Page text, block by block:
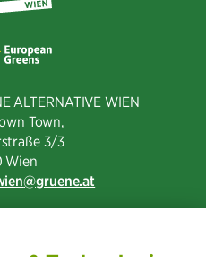
ALTERNATIVE WIEN
Town,
3/3​
Wien
gruene.at